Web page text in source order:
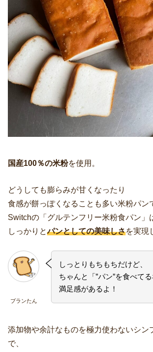
国産100％の米粉を使用。
どうしても膨らみが甘くなったり
食感が餅っぽくなることも多い米粉パン
Switchの「グルテンフリー米粉食パン」
しっかりとパンとしての美味しさを実現
ブランたん
しっとりもちもちだけど、
ちゃんと「”パン”を食べて
満足感があるよ！
添加物や余計なものを極力使わないシン
で、